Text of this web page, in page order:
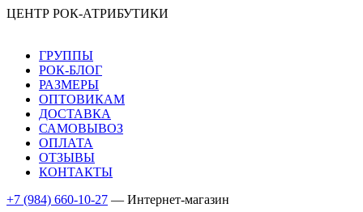
ЦЕНТР РОК-АТРИБУТИКИ
ГРУППЫ
РОК-БЛОГ
РАЗМЕРЫ
ОПТОВИКАМ
ДОСТАВКА
САМОВЫВОЗ
ОПЛАТА
ОТЗЫВЫ
КОНТАКТЫ
+7 (984) 660-10-27 — Интернет-магазин